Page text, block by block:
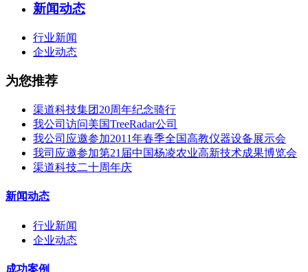
新闻动态
行业新闻
企业动态
为您推荐
渠道科技集团20周年纪念骑行
我公司访问美国TreeRadar公司
我公司应邀参加2011年春季全国高教仪器设备展示会
我司应邀参加第21届中国杨凌农业高新技术成果博览会
渠道科技二十周年庆
新闻动态
行业新闻
企业动态
成功案例